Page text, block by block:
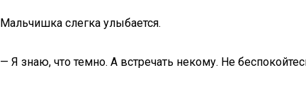
Мальчишка слегка улыбается.
— Я знаю, что темно. А встречать некому. Не